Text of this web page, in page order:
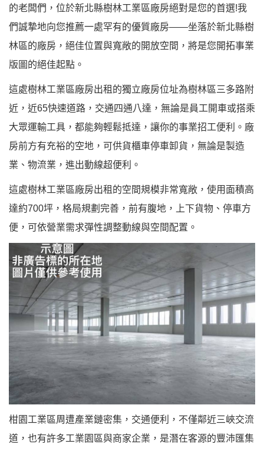
的老闆們，位於新北縣樹林工業區廠房絕對是您的首選!我
們誠摯地向您推薦一處罕有的優質廠房——坐落於新北縣樹
林區的廠房，絕佳位置與寬敞的開放空間，將是您開拓事業
版圖的絕佳起點。
這處樹林工業區廠房出租的獨立廠房位址為樹林區三多路附
近，近65快速道路，交通四通八達，無論是員工開車或搭乘
大眾運輸工具，都能夠輕鬆抵達，讓你的事業招工便利。廠
房前方有充裕的空地，可供貨櫃車停車卸貨，無論是製造
業、物流業，進出動線超便利。
這處樹林工業區廠房出租的空間規模非常寬敞，使用面積高
達約700坪，格局規劃完善，前有腹地，上下貨物、停車方
便，可依營業需求彈性調整動線與空間配置。
柑園工業區周遭產業鏈密集，交通便利，不僅鄰近三峽交流
道，也有許多工業園區與商家企業，是潛在客源的豐沛匯集